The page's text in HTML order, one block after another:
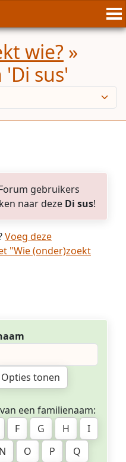
wie? »
sus'
gebruikers
naar deze Di sus!
Voeg deze
"Wie (onder)zoekt
Opties tonen
een familienaam:
F G H
I
N O P
Q